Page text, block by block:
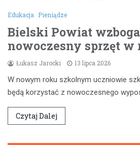
Edukacja Pieniądze
Bielski Powiat
nowoczesny sprzęt w
Łukasz Jarocki 13 lipca 2026
W nowym roku szkolnym uczniowie
będą korzystać z nowoczesnego
Czytaj Dalej